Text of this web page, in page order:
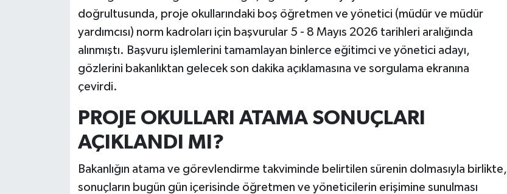
doğrultusunda, proje okullarındaki boş öğretmen ve yönetici (müdür ve müdür
yardımcısı) norm kadroları için başvurular 5 - 8 Mayıs 2026 tarihleri aralığında
alınmıştı. Başvuru işlemlerini tamamlayan binlerce eğitimci ve yönetici adayı,
gözlerini bakanlıktan gelecek son dakika açıklamasına ve sorgulama ekranına
çevirdi.
PROJE OKULLARI ATAMA SONUÇLARI
AÇIKLANDI MI?
Bakanlığın atama ve görevlendirme takviminde belirtilen sürenin dolmasıyla birlikte,
sonuçların bugün gün içerisinde öğretmen ve yöneticilerin erişimine sunulması
Kültür Sanat